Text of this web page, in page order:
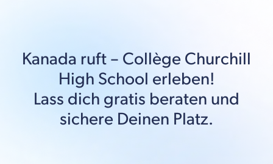
Kanada ruft – Collège Churchill
High School erleben!
Lass dich gratis beraten und
sichere Deinen Platz.